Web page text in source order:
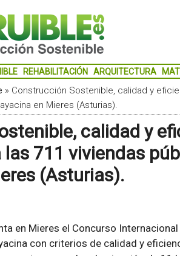
REHABILITACIÓN ARQUITECTURA
» Construcción Sostenible, calidad y
en Mieres (Asturias).
calidad y
711 viviendas
(Asturias).
en Mieres el Concurso
con criterios de calidad y